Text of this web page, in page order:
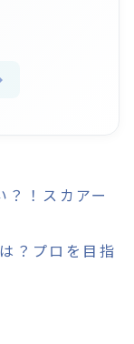
？！スカアー
？プロを目指